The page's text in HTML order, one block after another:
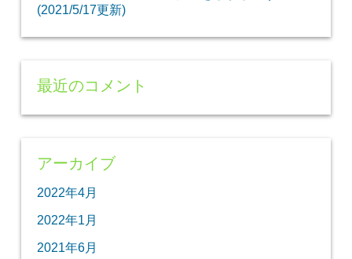
(2021/5/17更新)
最近のコメント
アーカイブ
2022年4月
2022年1月
2021年6月